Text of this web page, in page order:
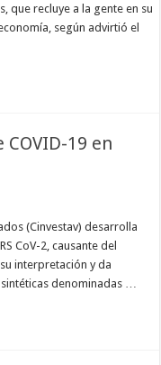
que recluye a la gente en su
según advirtió el
19 en
(Cinvestav) desarrolla
CoV-2, causante del
interpretación y da
denominadas …